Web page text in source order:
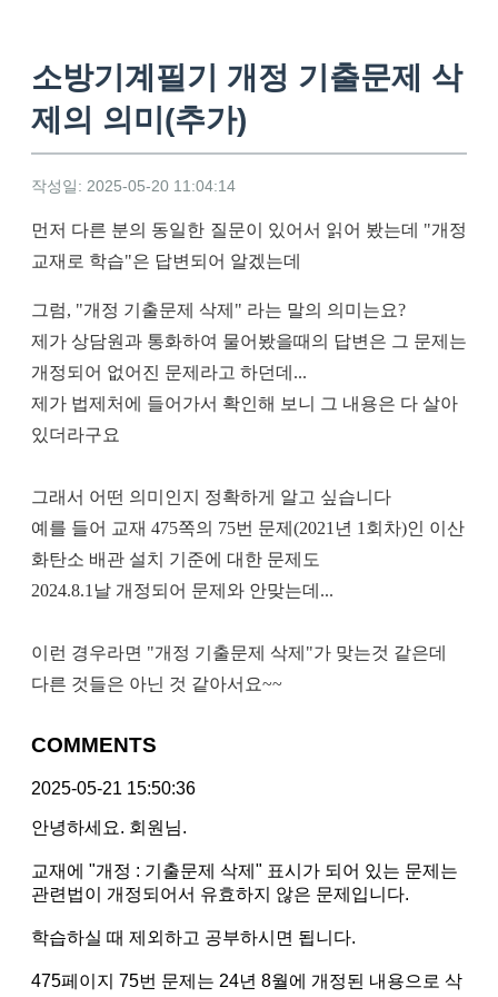
소방기계필기 개정 기출문제 삭
제의 의미(추가)
작성일: 2025-05-20 11:04:14
먼저 다른 분의 동일한 질문이 있어서 읽어 봤는데 "개정
교재로 학습"은 답변되어 알겠는데
그럼, "개정 기출문제 삭제" 라는 말의 의미는요?
제가 상담원과 통화하여 물어봤을때의 답변은 그 문제는
개정되어 없어진 문제라고 하던데...
제가 법제처에 들어가서 확인해 보니 그 내용은 다 살아
있더라구요
그래서 어떤 의미인지 정확하게 알고 싶습니다
예를 들어 교재 475쪽의 75번 문제(2021년 1회차)인 이산
화탄소 배관 설치 기준에 대한 문제도
2024.8.1날 개정되어 문제와 안맞는데...
이런 경우라면 "개정 기출문제 삭제"가 맞는것 같은데
다른 것들은 아닌 것 같아서요~~
COMMENTS
2025-05-21 15:50:36
안녕하세요. 회원님.
교재에 "개정 : 기출문제 삭제" 표시가 되어 있는 문제는
관련법이 개정되어서 유효하지 않은 문제입니다.
학습하실 때 제외하고 공부하시면 됩니다.
475페이지 75번 문제는 24년 8월에 개정된 내용으로 삭